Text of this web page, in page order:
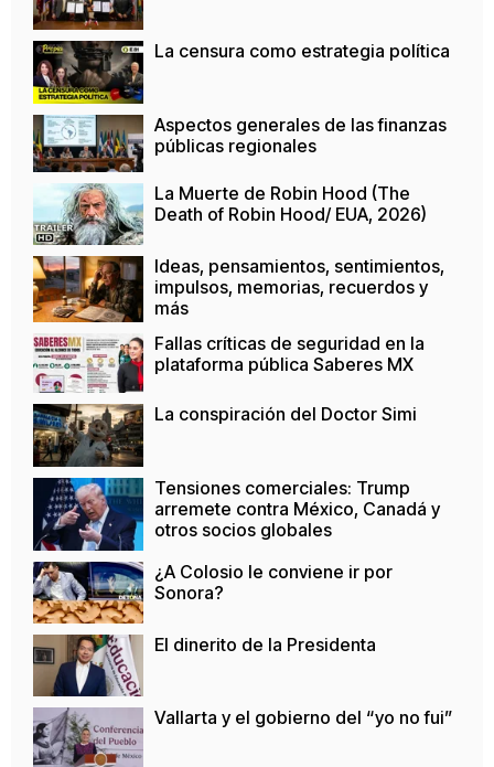
La censura como estrategia política
Aspectos generales de las finanzas
públicas regionales
La Muerte de Robin Hood (The
Death of Robin Hood/ EUA, 2026)
Ideas, pensamientos, sentimientos,
impulsos, memorias, recuerdos y
más
Fallas críticas de seguridad en la
plataforma pública Saberes MX
La conspiración del Doctor Simi
Tensiones comerciales: Trump
arremete contra México, Canadá y
otros socios globales
¿A Colosio le conviene ir por
Sonora?
El dinerito de la Presidenta
Vallarta y el gobierno del “yo no fui”